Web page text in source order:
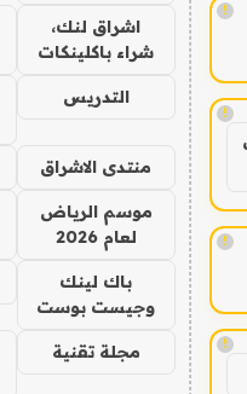
!
!
!
!
اشراق لنك،
شراء باكلينكات
التدريس
منتدى الاشراق
موسم الرياض
لعام 2026
باك لينك
وجيست بوست
مجلة تقنية